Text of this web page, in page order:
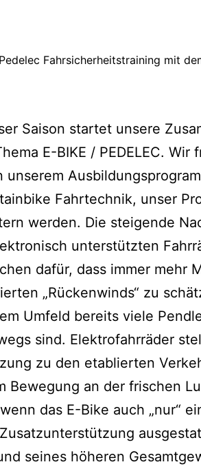
Pedelec Fahrsicherheitstraining mit
Saison startet unsere
E-BIKE / PEDELEC.
unserem
Fahrtechnik, unser
werden. Die steigende
unterstützten
dafür, dass immer mehr
„Rückenwinds“ zu
Umfeld bereits viele
sind. Elektrofahrräder
zu den etablierten
Bewegung an der frischen
das E-Bike auch „nur“
seines höheren